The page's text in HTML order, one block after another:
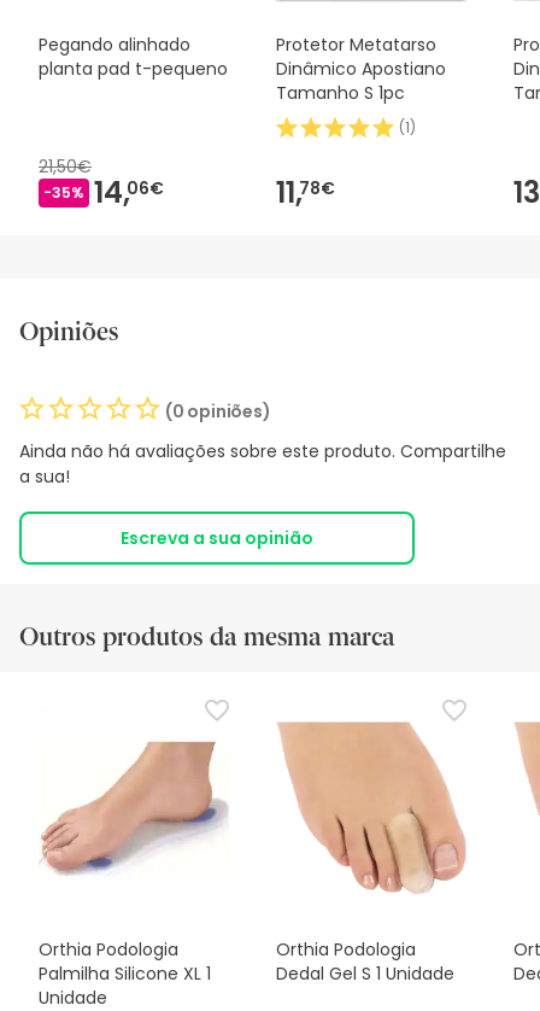
Pegando alinhado
planta pad t-pequeno
21,50€
-35% 14,06€
Protetor Metatarso
Dinâmico Apostiano
Tamanho S 1pc
(1)
11,78€
Opiniões
(0 opiniões)
Ainda não há avaliações sobre este produto. Compartilhe
a sua!
Escreva a sua opinião
Outros produtos da mesma marca
Orthia Podologia
Palmilha Silicone XL 1
Unidade
Orthia Podologia
Dedal Gel S 1 Unidade